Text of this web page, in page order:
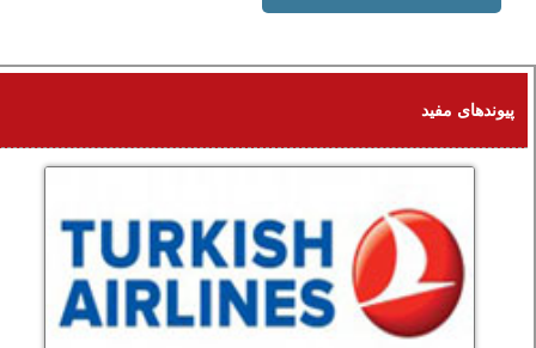
پیوندهای مفید